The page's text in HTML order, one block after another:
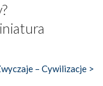
– Cywilizacje >